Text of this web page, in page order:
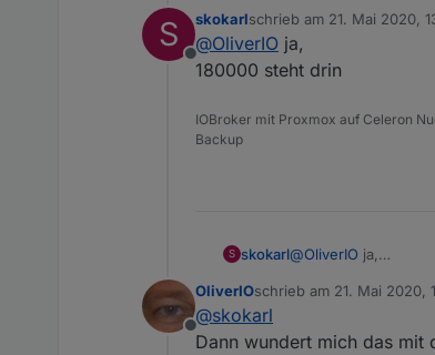
S
Offline
skokarlschrieb am 21. Mai 2020,
zuletzt editiert von skokarl
@OliverIO ja,
180000 steht drin
IOBroker mit Proxmox auf Celeron
Backup
S skokarl@OliverIO ja,
Offline
OliverIOschrieb am 21. Mai 2020,
zuletzt editiert von
@skokarl
Dann wundert mich das mit